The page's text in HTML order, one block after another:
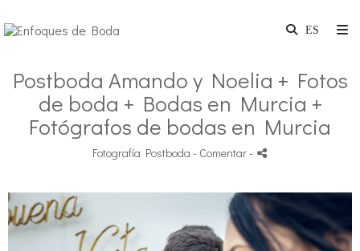
Postboda Amando y Noelia + Fotos
de boda + Bodas en Murcia +
Fotógrafos de bodas en Murcia
Fotografía Postboda - Comentar-